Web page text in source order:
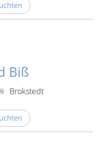
Biß
Brokstedt